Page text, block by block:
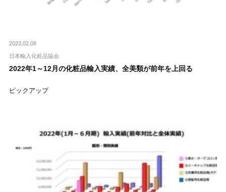
2023.02.08
日本輸入化粧品協会
2022年1～12月の化粧品輸入実績、全美類が前年を上回る
ピックアップ